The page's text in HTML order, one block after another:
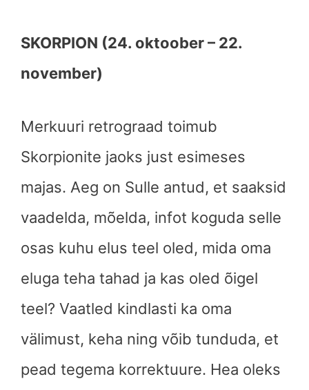
SKORPION (24. oktoober – 22.
november)
Merkuuri retrograad toimub
Skorpionite jaoks just esimeses
majas. Aeg on Sulle antud, et saaksid
vaadelda, mõelda, infot koguda selle
osas kuhu elus teel oled, mida oma
eluga teha tahad ja kas oled õigel
teel? Vaatled kindlasti ka oma
välimust, keha ning võib tunduda, et
pead tegema korrektuure. Hea oleks